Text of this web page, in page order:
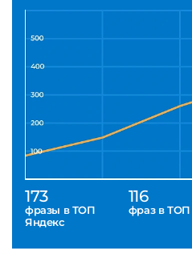
173
фразы в ТОП
Яндекс
116
фраз в ТОП